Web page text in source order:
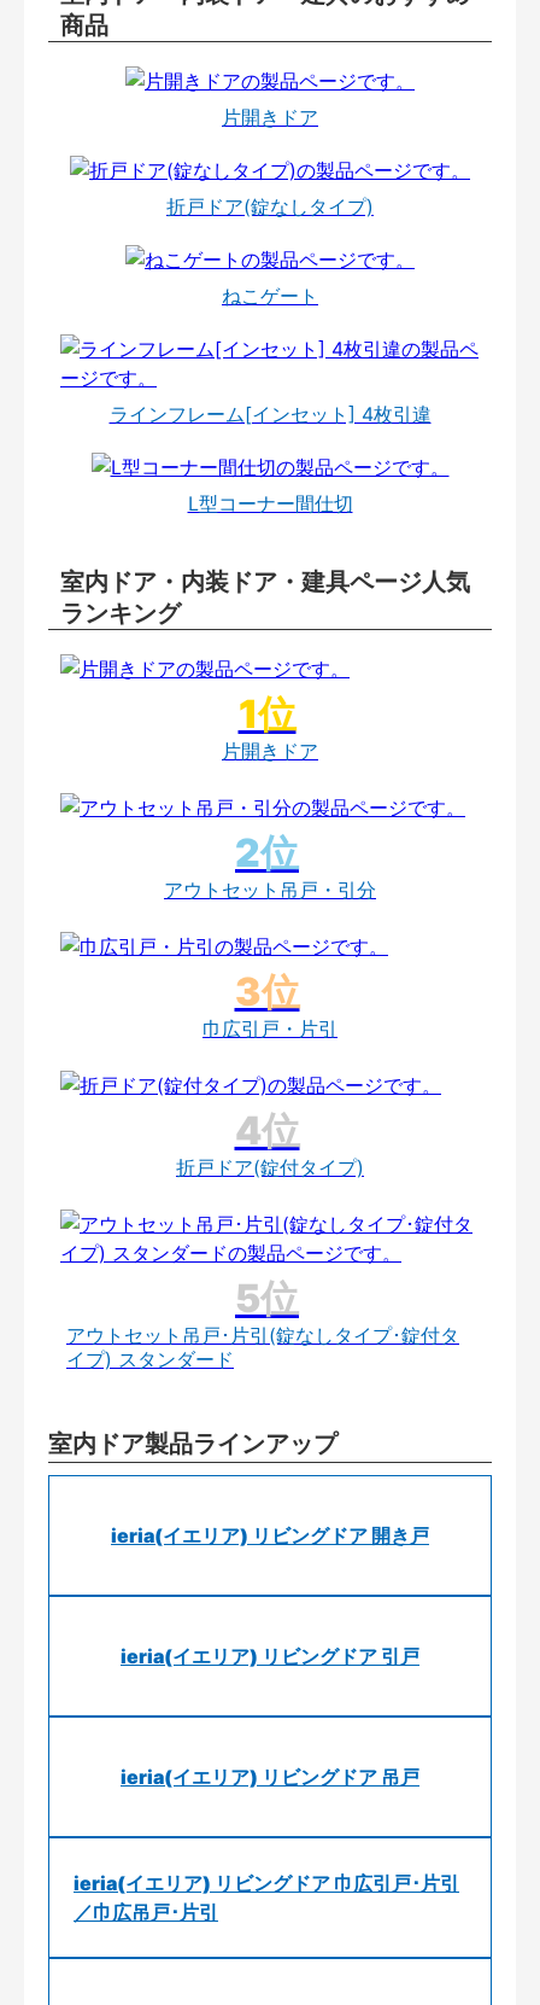
商品
片開きドア
折戸ドア(錠なしタイプ)
ねこゲート
ラインフレーム[インセット] 4枚引違
L型コーナー間仕切
室内ドア・内装ドア・建具ページ人気
ランキング
片開きドア
アウトセット吊戸・引分
巾広引戸・片引
折戸ドア(錠付タイプ)
アウトセット吊戸･片引(錠なしタイプ･錠付タ
イプ) スタンダード
室内ドア製品ラインアップ
ieria(イエリア) リビングドア 開き戸
ieria(イエリア) リビングドア 引戸
ieria(イエリア) リビングドア 吊戸
ieria(イエリア) リビングドア 巾広引戸･片引
／巾広吊戸･片引